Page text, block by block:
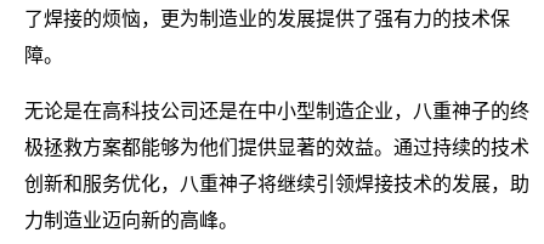
了焊接的烦恼，更为制造业的发展提供了强有力的技术保
障。
无论是在高科技公司还是在中小型制造企业，八重神子的终
极拯救方案都能够为他们提供显著的效益。通过持续的技术
创新和服务优化，八重神子将继续引领焊接技术的发展，助
力制造业迈向新的高峰。